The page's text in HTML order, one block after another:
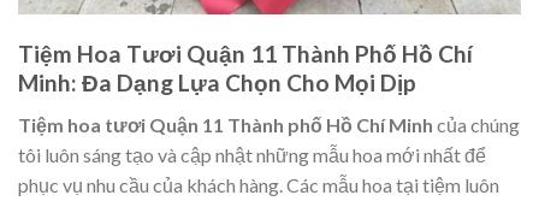
Tiệm Hoa Tươi Quận 11 Thành Phố Hồ Chí
Minh: Đa Dạng Lựa Chọn Cho Mọi Dịp
Tiệm hoa tươi Quận 11 Thành phố Hồ Chí Minh của chúng
tôi luôn sáng tạo và cập nhật những mẫu hoa mới nhất để
phục vụ nhu cầu của khách hàng. Các mẫu hoa tại tiệm luôn